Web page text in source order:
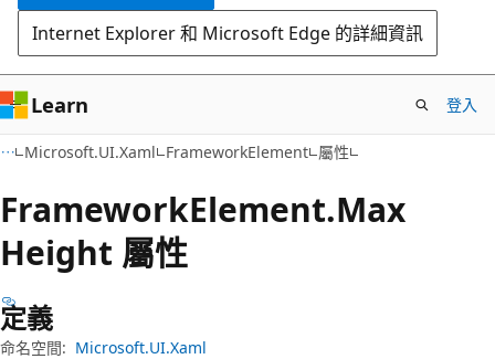
覽Internet Explorer 和 Microsoft Edge 的詳細資訊
Learn 登入
Microsoft.UI.Xaml FrameworkElement 屬性
FrameworkElement.Max
Height 屬性
定義
命名空間: Microsoft.UI.Xaml